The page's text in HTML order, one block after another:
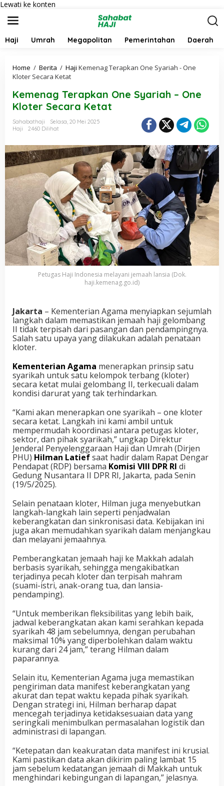
Lewati ke konten
Haji Umrah Megapolitan Pemerintahan Daerah
Home / Berita / Haji Kemenag Terapkan One Syariah - One
Kloter Secara Ketat
Kemenag Terapkan One Syariah – One
Kloter Secara Ketat
Sahabathaji
Selasa, 20 Mei 2025
Haji
2460 Dilihat
Petugas Haji Indonesia melayani jemaah lansia (Dok.
haji.kemenag.go.id)
Jakarta – Kementerian Agama menyiapkan sejumlah
langkah dalam memastikan jemaah haji gelombang
II tidak terpisah dari pasangan dan pendampingnya.
Salah satu upaya yang dilakukan adalah penataan
kloter.
Kementerian Agama menerapkan prinsip satu
syarikah untuk satu kelompok terbang (kloter)
secara ketat mulai gelombang II, terkecuali dalam
kondisi darurat yang tak terhindarkan.
“Kami akan menerapkan one syarikah – one kloter
secara ketat. Langkah ini kami ambil untuk
mempermudah koordinasi antara petugas kloter,
sektor, dan pihak syarikah,” ungkap Direktur
Jenderal Penyelenggaraan Haji dan Umrah (Dirjen
PHU) Hilman Latiefsaat hadir dalam Rapat Dengar
Pendapat (RDP) bersama Komisi VIII DPR RI di
Gedung Nusantara II DPR RI, Jakarta, pada Senin
(19/5/2025).
Selain penataan kloter, Hilman juga menyebutkan
langkah-langkah lain seperti penjadwalan
keberangkatan dan sinkronisasi data. Kebijakan ini
juga akan memudahkan syarikah dalam menjangkau
dan melayani jemaahnya.
Pemberangkatan jemaah haji ke Makkah adalah
berbasis syarikah, sehingga mengakibatkan
terjadinya pecah kloter dan terpisah mahram
(suami-istri, anak-orang tua, dan lansia-
pendamping).
“Untuk memberikan fleksibilitas yang lebih baik,
jadwal keberangkatan akan kami serahkan kepada
syarikah 48 jam sebelumnya, dengan perubahan
maksimal 10% yang diperbolehkan dalam waktu
kurang dari 24 jam,” terang Hilman dalam
paparannya.
Selain itu, Kementerian Agama juga memastikan
pengiriman data manifest keberangkatan yang
akurat dan tepat waktu kepada pihak syarikah.
Dengan strategi ini, Hilman berharap dapat
mencegah terjadinya ketidaksesuaian data yang
seringkali menimbulkan permasalahan logistik dan
administrasi di lapangan.
“Ketepatan dan keakuratan data manifest ini krusial.
Kami pastikan data akan dikirim paling lambat 15
jam sebelum kedatangan jemaah di Makkah untuk
menghindari kebingungan di lapangan,” jelasnya.